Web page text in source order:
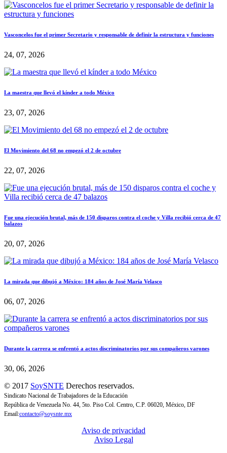
Vasconcelos fue el primer Secretario y responsable de definir la estructura y funciones
24, 07, 2026
La maestra que llevó el kínder a todo México
23, 07, 2026
El Movimiento del 68 no empezó el 2 de octubre
22, 07, 2026
Fue una ejecución brutal, más de 150 disparos contra el coche y Villa recibió cerca de 47
balazos
20, 07, 2026
La mirada que dibujó a México: 184 años de José María Velasco
06, 07, 2026
Durante la carrera se enfrentó a actos discriminatorios por sus compañeros varones
30, 06, 2026
© 2017 SoySNTE Derechos reservados.
Sindicato Nacional de Trabajadores de la Educación
República de Venezuela No. 44, 5to. Piso Col. Centro, C.P. 06020, México, DF
Email:contacto@soysnte.mx
Aviso de privacidad
Aviso Legal